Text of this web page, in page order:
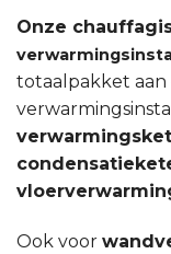
Onze
totaalpakket
Ook voor